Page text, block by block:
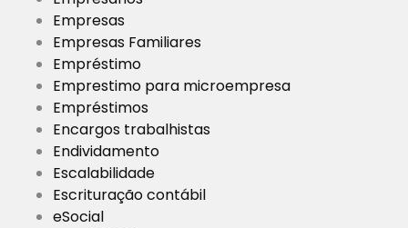
Empresas
Empresas Familiares
Empréstimo
Emprestimo para microempresa
Empréstimos
Encargos trabalhistas
Endividamento
Escalabilidade
Escrituração contábil
eSocial